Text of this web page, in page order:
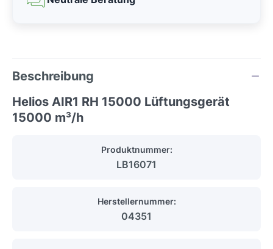
Beschreibung
Helios AIR1 RH 15000 Lüftungsgerät
15000 m³/h
Produktnummer:
LB16071
Herstellernummer:
04351